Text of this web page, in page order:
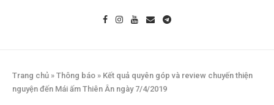
Trang chủ » Thông báo » Kết quả quyên góp và review chuyến thiện
nguyện đến Mái ấm Thiên Ân ngày 7/4/2019